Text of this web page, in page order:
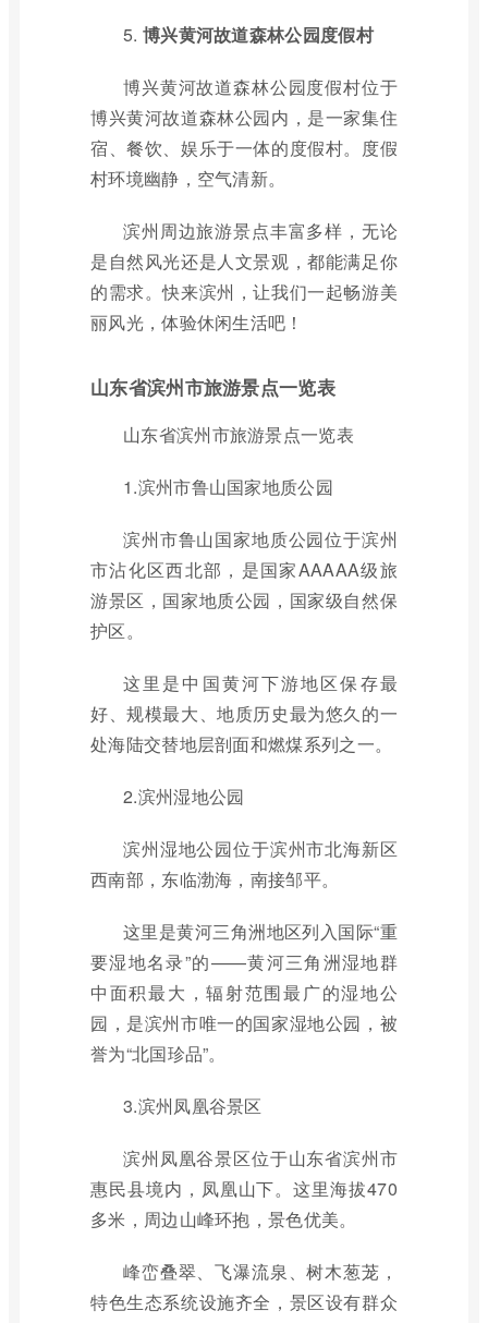
5. 博兴黄河故道森林公园度假村
博兴黄河故道森林公园度假村位于
博兴黄河故道森林公园内，是一家集住
宿、餐饮、娱乐于一体的度假村。度假
村环境幽静，空气清新。
滨州周边旅游景点丰富多样，无论
是自然风光还是人文景观，都能满足你
的需求。快来滨州，让我们一起畅游美
丽风光，体验休闲生活吧！
山东省滨州市旅游景点一览表
山东省滨州市旅游景点一览表
1.滨州市鲁山国家地质公园
滨州市鲁山国家地质公园位于滨州
市沾化区西北部，是国家AAAAA级旅
游景区，国家地质公园，国家级自然保
护区。
这里是中国黄河下游地区保存最
好、规模最大、地质历史最为悠久的一
处海陆交替地层剖面和燃煤系列之一。
2.滨州湿地公园
滨州湿地公园位于滨州市北海新区
西南部，东临渤海，南接邹平。
这里是黄河三角洲地区列入国际“重
要湿地名录”的——黄河三角洲湿地群
中面积最大，辐射范围最广的湿地公
园，是滨州市唯一的国家湿地公园，被
誉为“北国珍品”。
3.滨州凤凰谷景区
滨州凤凰谷景区位于山东省滨州市
惠民县境内，凤凰山下。这里海拔470
多米，周边山峰环抱，景色优美。
峰峦叠翠、飞瀑流泉、树木葱茏，
特色生态系统设施齐全，景区设有群众